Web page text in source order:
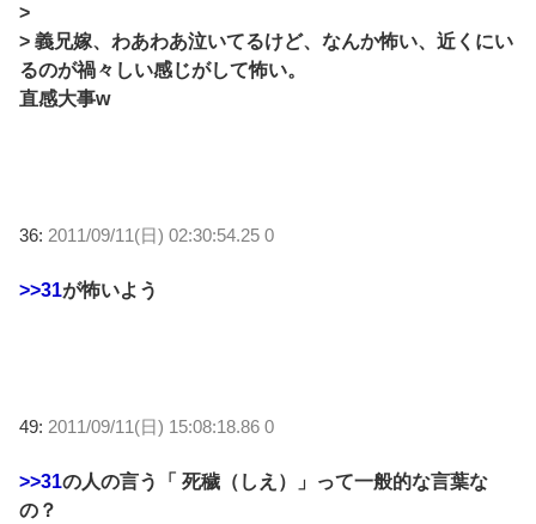
>
> 義兄嫁、わあわあ泣いてるけど、なんか怖い、近くにい
るのが禍々しい感じがして怖い。
直感大事w
36: 2011/09/11(日) 02:30:54.25 0
>>31が怖いよう
49: 2011/09/11(日) 15:08:18.86 0
>>31の人の言う「 死穢（しえ）」って一般的な言葉な
の？